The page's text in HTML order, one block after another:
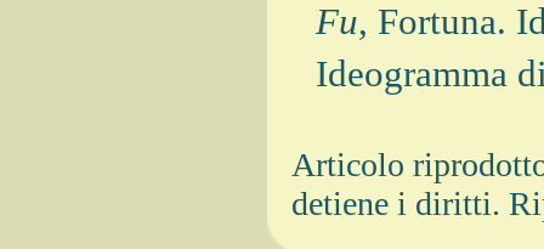
Fu, Fortuna.
Ideogramma
Articolo
detiene i diritti.